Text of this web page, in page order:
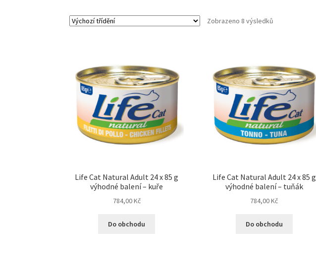
Zobrazeno 8 výsledků
Life Cat Natural Adult 24 x 85 g
výhodné balení – kuře
784,00Kč
Do obchodu
Life Cat Natural Adult 24 x 85 g
výhodné balení – tuňák
784,00Kč
Do obchodu